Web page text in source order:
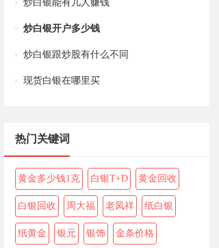
炒白银能有几人赚钱
炒白银开户多少钱
炒白银跟炒股有什么不同
现货白银在哪里买
热门关键词
黄金多少钱1克 白银T+D 黄金回收
白银回收 周大福 老凤祥 纸白银
纸黄金 银元 银饰 金条价格